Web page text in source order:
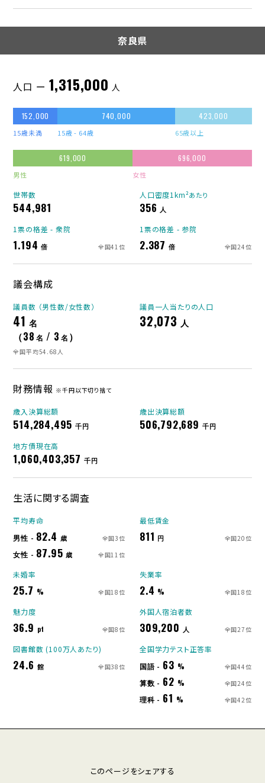
奈良県
人口 ー 1,315,000 人
152,000
15歳未満
740,000
15歳 - 64歳
423,000
65歳以上
619,000
男性
696,000
女性
世帯数
544,981
人口密度1km²あたり
356 人
1票の格差 - 衆院
1.194 倍 全国41位
1票の格差 - 参院
2.387 倍 全国24位
議会構成
議員数 （男性数/女性数）
41 名
（38 名 / 3 名 ）
全国平均54.68人
議員一人当たりの人口
32,073 人
財務情報 ※千円以下切り捨て
歳入決算総額
514,284,495 千円
歳出決算総額
506,792,689 千円
地方債現在高
1,060,403,357 千円
生活に関する調査
平均寿命
男性 - 82.4 歳 全国3位
女性 - 87.95 歳 全国11位
最低賃金
811 円 全国20位
未婚率
25.7 % 全国18位
失業率
2.4 % 全国18位
魅力度
36.9 pt 全国8位
外国人宿泊者数
309,200 人 全国27位
図書館数 (100万人あたり)
24.6 館 全国38位
全国学力テスト正答率
国語 - 63 % 全国44位
算数 - 62 % 全国24位
理科 - 61 % 全国42位
このページをシェアする